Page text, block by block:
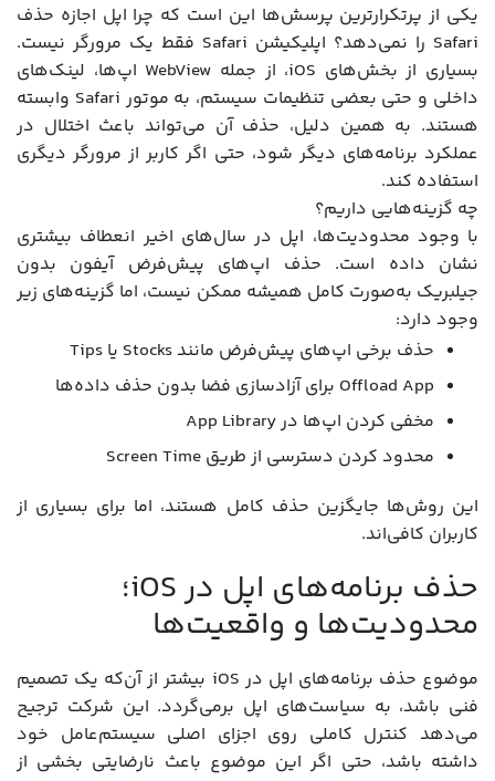
یکی از پرتکرارترین پرسش‌ها این است که چرا اپل اجازه حذف
Safari را نمی‌دهد؟ اپلیکیشن Safari فقط یک مرورگر نیست.
بسیاری از بخش‌های iOS، از جمله WebView اپ‌ها، لینک‌های
داخلی و حتی بعضی تنظیمات سیستم، به موتور Safari وابسته
هستند. به همین دلیل، حذف آن می‌تواند باعث اختلال در
عملکرد برنامه‌های دیگر شود، حتی اگر کاربر از مرورگر دیگری
استفاده کند.
چه گزینه‌هایی داریم؟
با وجود محدودیت‌ها، اپل در سال‌های اخیر انعطاف بیشتری
نشان داده است. حذف اپ‌های پیش‌فرض آیفون بدون
جیلبریک به‌صورت کامل همیشه ممکن نیست، اما گزینه‌های زیر
وجود دارد:
حذف برخی اپ‌های پیش‌فرض مانند Stocks یا Tips
Offload App برای آزادسازی فضا بدون حذف داده‌ها
مخفی کردن اپ‌ها در App Library
محدود کردن دسترسی از طریق Screen Time
این روش‌ها جایگزین حذف کامل هستند، اما برای بسیاری از
کاربران کافی‌اند.
حذف برنامه‌های اپل در iOS؛
محدودیت‌ها و واقعیت‌ها
موضوع حذف برنامه‌های اپل در iOS بیشتر از آن‌که یک تصمیم
فنی باشد، به سیاست‌های اپل برمی‌گردد. این شرکت ترجیح
می‌دهد کنترل کاملی روی اجزای اصلی سیستم‌عامل خود
داشته باشد، حتی اگر این موضوع باعث نارضایتی بخشی از